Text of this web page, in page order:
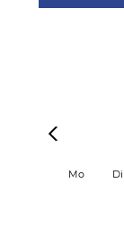
Mo Di